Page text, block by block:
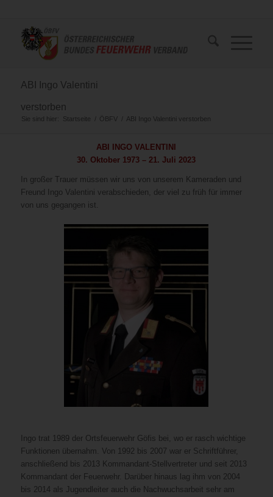
ABI Ingo Valentini
verstorben
Sie sind hier: Startseite / ÖBFV / ABI Ingo Valentini verstorben
ABI INGO VALENTINI
30. Oktober 1973 – 21. Juli 2023
In großer Trauer müssen wir uns von unserem Kameraden und
Freund Ingo Valentini verabschieden, der viel zu früh für immer
von uns gegangen ist.
Ingo trat 1989 der Ortsfeuerwehr Göfis bei, wo er rasch wichtige
Funktionen übernahm. Von 1992 bis 2007 war er Schriftführer,
anschließend bis 2013 Kommandant-Stellvertreter und seit 2013
Kommandant der Feuerwehr. Darüber hinaus lag ihm von 2004
bis 2014 als Jugendleiter auch die Nachwuchsarbeit sehr am